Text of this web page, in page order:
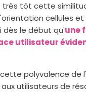
très tôt cette
cellules et
dès le début qu'une
utilisateur
cette polyvalence de
utilisateurs de